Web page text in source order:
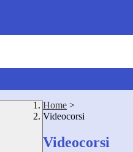
Home >
Videocorsi
Videocorsi